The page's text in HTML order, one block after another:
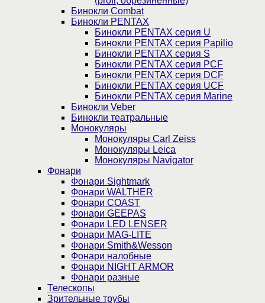
Бинокли Combat
Бинокли PENTAX
Бинокли PENTAX серия U
Бинокли PENTAX серия Papilio
Бинокли PENTAX серия S
Бинокли PENTAX серия PCF
Бинокли PENTAX серия DCF
Бинокли PENTAX серия UCF
Бинокли PENTAX серия Marine
Бинокли Veber
Бинокли театральные
Монокуляры
Монокуляры Carl Zeiss
Монокуляры Leica
Монокуляры Navigator
Фонари
Фонари Sightmark
Фонари WALTHER
Фонари COAST
Фонари GEEPAS
Фонари LED LENSER
Фонари MAG-LITE
Фонари Smith&Wesson
Фонари налобные
Фонари NIGHT ARMOR
Фонари разные
Телескопы
Зрительные трубы